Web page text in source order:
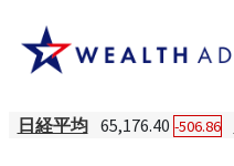
日経平均 65,176.40 -506.86